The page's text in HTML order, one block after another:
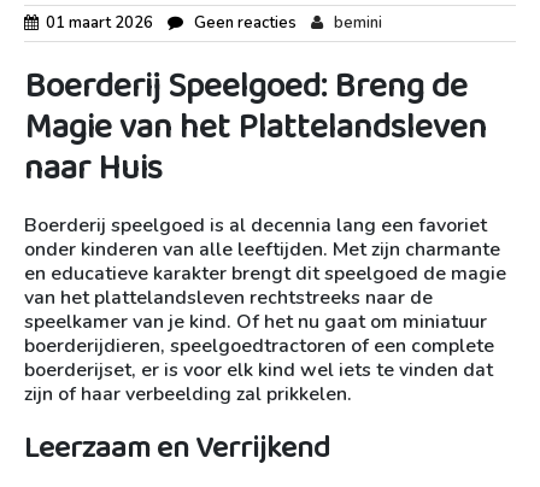
01 maart 2026 Geen reacties bemini
Boerderij Speelgoed: Breng de
Magie van het Plattelandsleven
naar Huis
Boerderij speelgoed is al decennia lang een favoriet
onder kinderen van alle leeftijden. Met zijn charmante
en educatieve karakter brengt dit speelgoed de magie
van het plattelandsleven rechtstreeks naar de
speelkamer van je kind. Of het nu gaat om miniatuur
boerderijdieren, speelgoedtractoren of een complete
boerderijset, er is voor elk kind wel iets te vinden dat
zijn of haar verbeelding zal prikkelen.
Leerzaam en Verrijkend